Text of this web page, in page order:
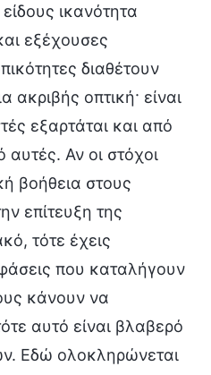
ικανότητα
εξέχουσες
διαθέτουν
οπτική· είναι
εξαρτάται και από
αυτές. Αν οι στόχοι
βοήθεια στους
επίτευξη της
τότε έχεις
που καταλήγουν
κάνουν να
αυτό είναι βλαβερό
Εδώ ολοκληρώνεται